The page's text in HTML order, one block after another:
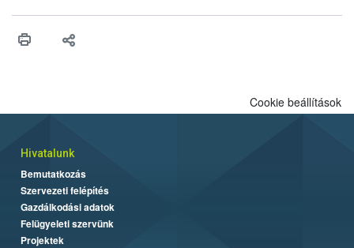
érésű szőlőkben is legyen lehetőség a károsító elleni további
felhasználók számára is elérhető és ökológiai termesztésben is
Cookie beállítások
Hivatalunk
Bemutatkozás
Szervezeti felépítés
Gazdálkodási adatok
Felügyeleti szervünk
Projektek